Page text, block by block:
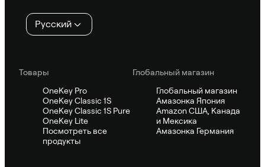
Русский
Товары
OneKey Pro
OneKey Classic 1S
OneKey Classic 1S Pure
OneKey Lite
Посмотреть все
продукты
Глобальный магазин
Глобальный магазин
Амазонка Япония
Amazon США, Канада
и Мексика
Амазонка Германия